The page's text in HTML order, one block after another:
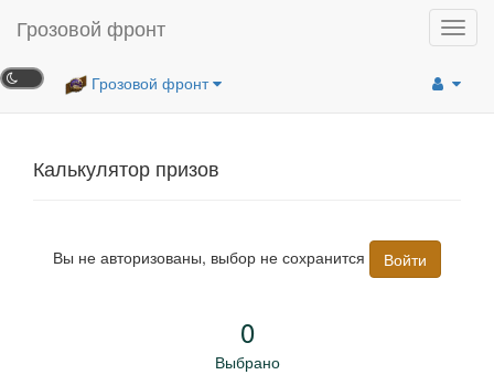
Грозовой фронт
Грозовой фронт
Калькулятор призов
Вы не авторизованы, выбор не сохранится Войти
0
Выбрано